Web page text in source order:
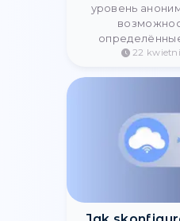
serwer
Go.
zapytań i